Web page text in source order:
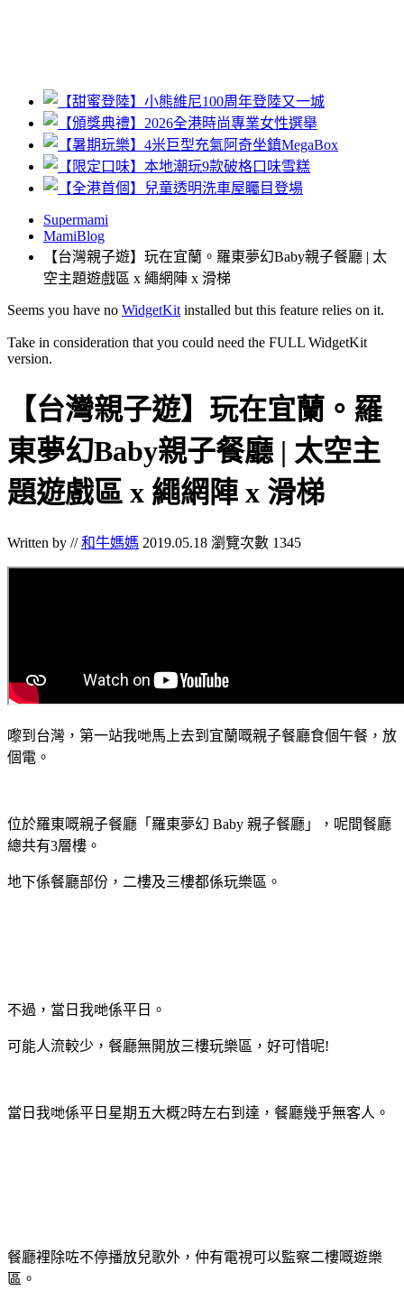
Supermami
MamiBlog
【台灣親子遊】玩在宜蘭。羅東夢幻Baby親子餐廳 | 太
空主題遊戲區 x 繩網陣 x 滑梯
Seems you have no WidgetKit installed but this feature relies on it.
Take in consideration that you could need the FULL WidgetKit
version.
【台灣親子遊】玩在宜蘭。羅
東夢幻Baby親子餐廳 | 太空主
題遊戲區 x 繩網陣 x 滑梯
Written by //和牛媽媽 2019.05.18 瀏覽次數 1345
嚟到台灣，第一站我哋馬上去到宜蘭嘅親子餐廳食個午餐，放
個電。
位於羅東嘅親子餐廳「羅東夢幻 Baby 親子餐廳」，呢間餐廳
總共有3層樓。
地下係餐廳部份，二樓及三樓都係玩樂區。
不過，當日我哋係平日。
可能人流較少，餐廳無開放三樓玩樂區，好可惜呢!
當日我哋係平日星期五大概2時左右到達，餐廳幾乎無客人。
餐廳裡除咗不停播放兒歌外，仲有電視可以監察二樓嘅遊樂
區。